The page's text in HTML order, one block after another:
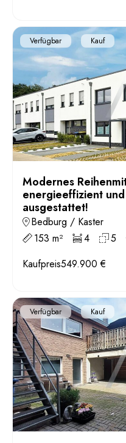
Verfügbar Kauf
Modernes
energieeffizient
ausgestattet!
Bedburg / Kaster
153 m²
4 5
Kaufpreis549.900 €
Verfügbar Kauf